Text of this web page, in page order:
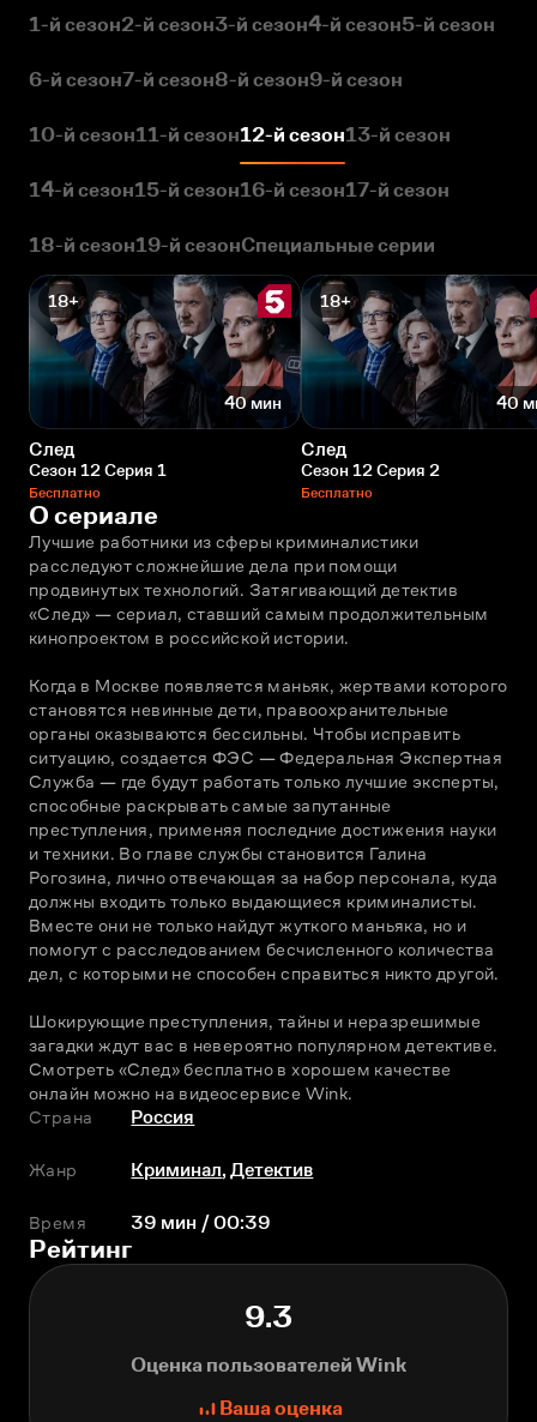
1-й сезон2-й сезон3-й сезон4-й сезон5-й сезон
6-й сезон7-й сезон8-й сезон9-й сезон
10-й сезон11-й сезон12-й сезон13-й сезон
14-й сезон15-й сезон16-й сезон17-й сезон
18-й сезон19-й сезонСпециальные серии
18+
40 мин
След
Сезон 12 Серия 1
Бесплатно
18+
40
След
Сезон 12 Серия 2
Бесплатно
О сериале
Лучшие работники из сферы криминалистики
расследуют сложнейшие дела при помощи
продвинутых технологий. Затягивающий детектив
«След» — сериал, ставший самым продолжительным
кинопроектом в российской истории.
Когда в Москве появляется маньяк, жертвами которого
становятся невинные дети, правоохранительные
органы оказываются бессильны. Чтобы исправить
ситуацию, создается ФЭС — Федеральная Экспертная
Служба — где будут работать только лучшие эксперты,
способные раскрывать самые запутанные
преступления, применяя последние достижения науки
и техники. Во главе службы становится Галина
Рогозина, лично отвечающая за набор персонала, куда
должны входить только выдающиеся криминалисты.
Вместе они не только найдут жуткого маньяка, но и
помогут с расследованием бесчисленного количества
дел, с которыми не способен справиться никто другой.
Шокирующие преступления, тайны и неразрешимые
загадки ждут вас в невероятно популярном детективе.
Смотреть «След» бесплатно в хорошем качестве
онлайн можно на видеосервисе Wink.
Страна
Россия
Жанр Криминал,Детектив
Время 39 мин / 00:39
Рейтинг
9.3
Оценка пользователей Wink
Ваша оценка